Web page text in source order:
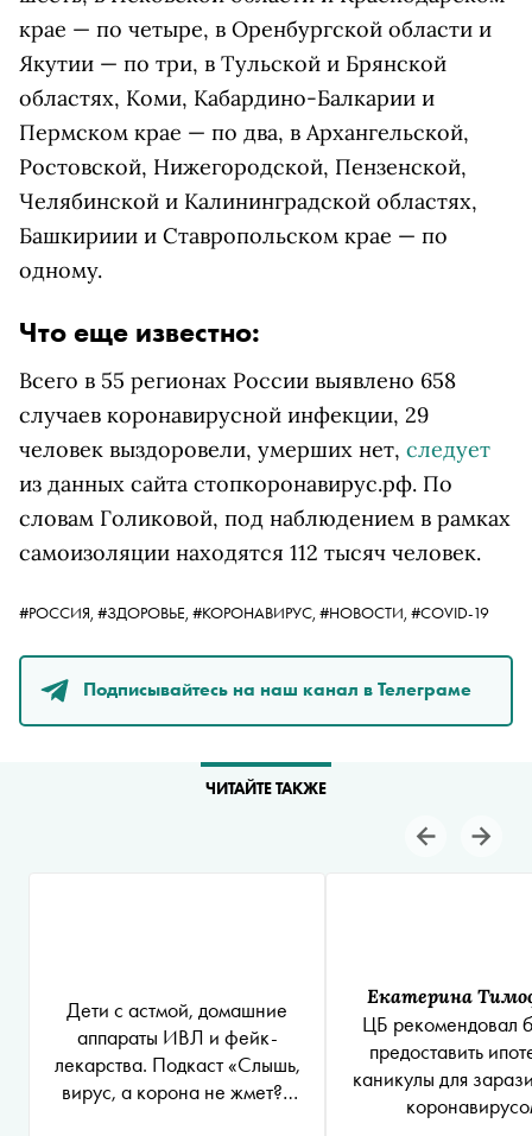
крае — по четыре, в Оренбургской области и
Якутии — по три, в Тульской и Брянской
областях, Коми, Кабардино-Балкарии и
Пермском крае — по два, в Архангельской,
Ростовской, Нижегородской, Пензенской,
Челябинской и Калининградской областях,
Башкириии и Ставропольском крае — по
одному.
Что еще известно:
Всего в 55 регионах России выявлено 658
случаев коронавирусной инфекции, 29
человек выздоровели, умерших нет, следует
из данных сайта стопкоронавирус.рф. По
словам Голиковой, под наблюдением в рамках
самоизоляции находятся 112 тысяч человек.
#РОССИЯ, #ЗДОРОВЬЕ, #КОРОНАВИРУС, #НОВОСТИ, #COVID-19
Подписывайтесь на наш канал в Телеграме
ЧИТАЙТЕ ТАКЖЕ
Дети с астмой, домашние
аппараты ИВЛ и фейк-
лекарства. Подкаст «Слышь,
вирус, а корона не жмет?»
Екатерина
ЦБ рекомендовал
предоставить
каникулы для